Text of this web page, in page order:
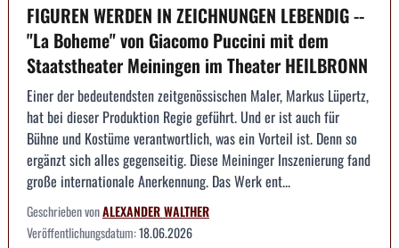
FIGUREN WERDEN IN ZEICHNUNGEN LEBENDIG --
"La Boheme" von Giacomo Puccini mit dem
Staatstheater Meiningen im Theater HEILBRONN
Einer der bedeutendsten zeitgenössischen Maler, Markus Lüpertz,
hat bei dieser Produktion Regie geführt. Und er ist auch für
Bühne und Kostüme verantwortlich, was ein Vorteil ist. Denn so
ergänzt sich alles gegenseitig. Diese Meininger Inszenierung fand
große internationale Anerkennung. Das Werk ent...
Geschrieben vonALEXANDER WALTHER
Veröffentlichungsdatum:18.06.2026